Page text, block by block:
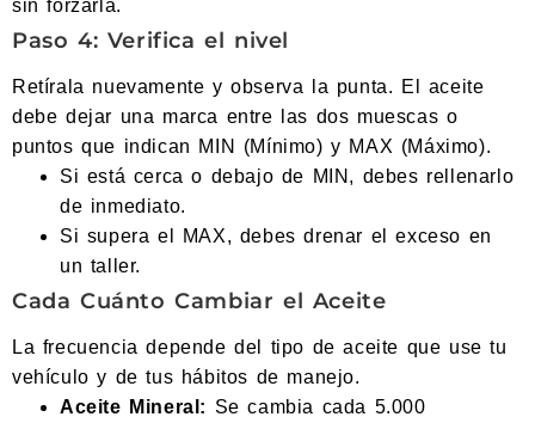
sin forzarla.
Paso 4: Verifica el nivel
Retírala nuevamente y observa la punta. El aceite
debe dejar una marca entre las dos muescas o
puntos que indican MIN (Mínimo) y MAX (Máximo).
Si está cerca o debajo de MIN, debes rellenarlo
de inmediato.
Si supera el MAX, debes drenar el exceso en
un taller.
Cada Cuánto Cambiar el Aceite
La frecuencia depende del tipo de aceite que use tu
vehículo y de tus hábitos de manejo.
Aceite Mineral: Se cambia cada 5.000